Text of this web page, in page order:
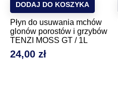
Płyn do usuwania mchów
glonów porostów i grzybów
TENZI MOSS GT / 1L
Cena
24,00 zł
DODAJ DO KOSZYKA